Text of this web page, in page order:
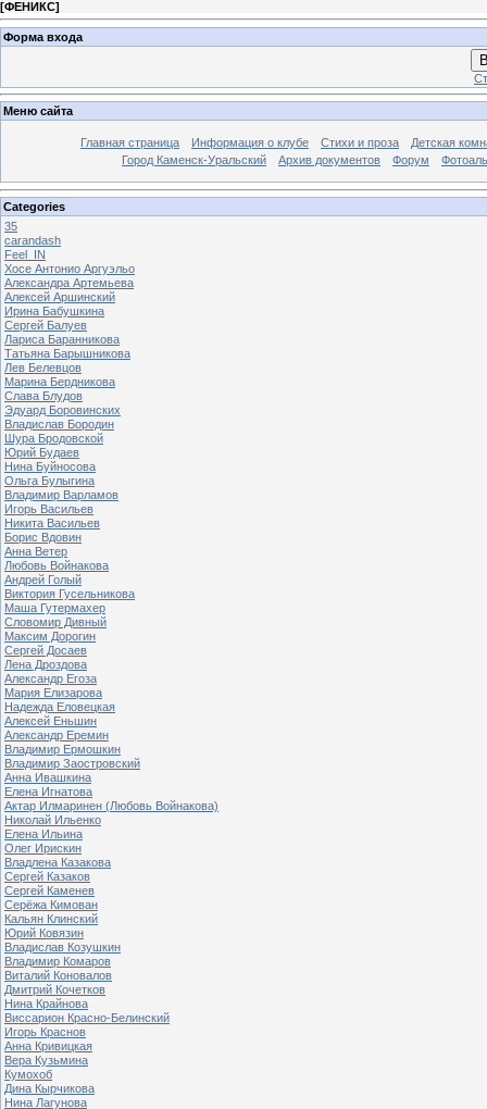
[ФЕНИКС]
Форма входа
Меню сайта
Главная страница Информация о клубе Стихи и проза
Детская
Город Каменск-Уральский
Архив документов Форум
Categories
35
carandash
Feel_IN
Хосе Антонио Аргуэльо
Александра Артемьева
Алексей Аршинский
Ирина Бабушкина
Сергей Балуев
Лариса Баранникова
Татьяна Барышникова
Лев Белевцов
Марина Бердникова
Слава Блудов
Эдуард Боровинских
Владислав Бородин
Шура Бродовской
Юрий Будаев
Нина Буйносова
Ольга Булыгина
Владимир Варламов
Игорь Васильев
Никита Васильев
Борис Вдовин
Анна Ветер
Любовь Войнакова
Андрей Голый
Виктория Гусельникова
Маша Гутермахер
Словомир Дивный
Максим Дорогин
Сергей Досаев
Лена Дроздова
Александр Егоза
Мария Елизарова
Надежда Еловецкая
Алексей Еньшин
Александр Еремин
Владимир Ермошкин
Владимир Заостровский
Анна Ивашкина
Елена Игнатова
Актар Илмаринен (Любовь Войнакова)
Николай Ильенко
Елена Ильина
Олег Ирискин
Владлена Казакова
Сергей Казаков
Сергей Каменев
Серёжа Кимован
Кальян Клинский
Юрий Ковязин
Владислав Козушкин
Владимир Комаров
Виталий Коновалов
Дмитрий Кочетков
Нина Крайнова
Виссарион Красно-Белинский
Игорь Краснов
Анна Кривицкая
Вера Кузьмина
Кумохоб
Дина Кырчикова
Нина Лагунова